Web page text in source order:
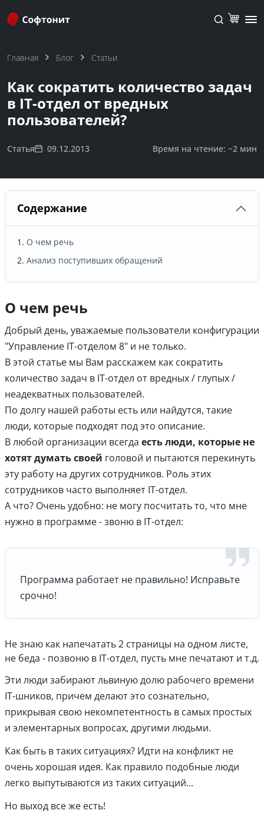
Главная Блог Статьи
Как сократить количество задач
в IT-отдел от вредных
пользователей?
Статья 09.12.2013 Время на чтение: ~2 мин
Содержание
О чем речь
Анализ поступивших обращений
О чем речь
Добрый день, уважаемые пользователи конфигурации
"Управление IT-отделом 8" и не только.
В этой статье мы Вам расскажем как сократить
количество задач в IT-отдел от вредных / глупых /
неадекватных пользователей.
По долгу нашей работы есть или найдутся, такие
люди, которые подходят под это описание.
В любой организации всегда есть люди, которые не
хотят думать своей головой и пытаются перекинуть
эту работу на других сотрудников. Роль этих
сотрудников часто выполняет IT-отдел.
А что? Очень удобно: не могу посчитать то, что мне
нужно в программе - звоню в IT-отдел:
Программа работает не правильно! Исправьте
срочно!
Не знаю как напечатать 2 страницы на одном листе,
не беда - позвоню в IT-отдел, пусть мне печатают и т.д.
Эти люди забирают львиную долю рабочего времени
IT-шников, причем делают это сознательно,
прикрывая свою некомпетентность в самых простых
и элементарных вопросах, другими людьми.
Как быть в таких ситуациях? Идти на конфликт не
очень хорошая идея. Как правило подобные люди
легко выпутываются из таких ситуаций...
Но выход все же есть!